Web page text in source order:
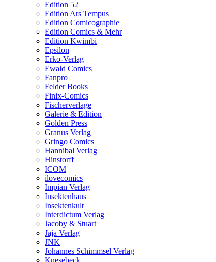
Edition 52
Edition Ars Tempus
Edition Comicographie
Edition Comics & Mehr
Edition Kwimbi
Epsilon
Erko-Verlag
Ewald Comics
Fanpro
Felder Books
Finix-Comics
Fischerverlage
Galerie & Edition
Golden Press
Granus Verlag
Gringo Comics
Hannibal Verlag
Hinstorff
ICOM
ilovecomics
Impian Verlag
Insektenhaus
Insektenkult
Interdictum Verlag
Jacoby & Stuart
Jaja Verlag
JNK
Johannes Schimmsel Verlag
Knesebeck